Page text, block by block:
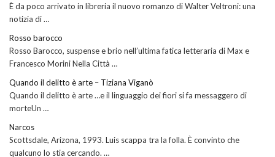
È da poco arrivato in libreria il nuovo romanzo di Walter Veltroni: una
notizia di …
Rosso barocco
Rosso Barocco, suspense e brio nell’ultima fatica letteraria di Max e
Francesco Morini Nella Città …
Quando il delitto è arte – Tiziana Viganò
Quando il delitto è arte …e il linguaggio dei fiori si fa messaggero di
morteUn …
Narcos
Scottsdale, Arizona, 1993. Luis scappa tra la folla. È convinto che
qualcuno lo stia cercando. …